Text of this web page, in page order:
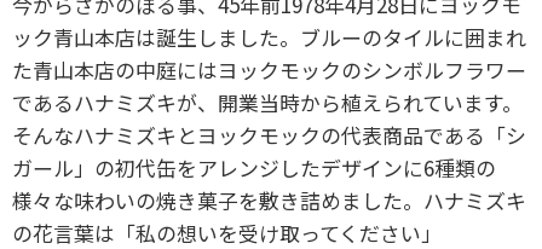
ック青山本店は誕生しました。ブルーのタイルに囲まれ
た青山本店の中庭にはヨックモックのシンボルフラワー
であるハナミズキが、開業当時から植えられています。
そんなハナミズキとヨックモックの代表商品である「シ
ガール」の初代缶をアレンジしたデザインに6種類の
様々な味わいの焼き菓子を敷き詰めました。ハナミズキ
の花言葉は「私の想いを受け取ってください」